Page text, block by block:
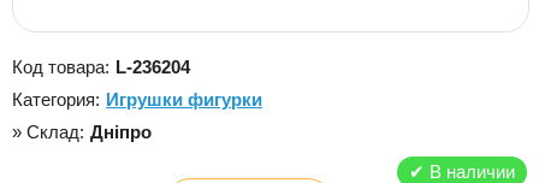
Код товара: L-236204
Категория: Игрушки фигурки
» Склад: Дніпро
✔ В наличии